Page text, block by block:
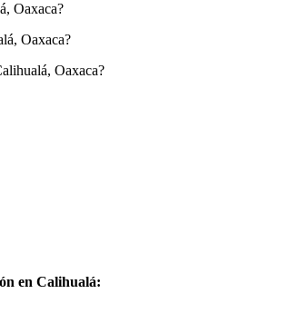
Oaxaca?
Oaxaca?
Oaxaca?
en Calihualá: